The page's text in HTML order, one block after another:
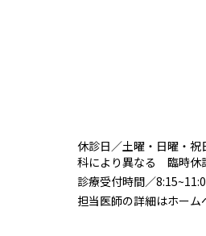
休診日／土曜・日曜・
科により異なる 臨時休
診療受付時間／
担当医師の詳細はホーム